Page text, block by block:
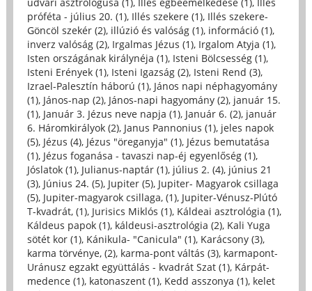
próféta - július 20. (1), Illés szekere (1), Illés szekere-
Göncöl szekér (2), illúzió és valóság (1), információ (1),
inverz valóság (2), Irgalmas Jézus (1), Irgalom Atyja (1),
Isten országának királynéja (1), Isteni Bölcsesség (1),
Isteni Erények (1), Isteni Igazság (2), Isteni Rend (3),
Izrael-Palesztín háború (1), János napi néphagyomány
(1), János-nap (2), János-napi hagyomány (2), január 15.
(1), Január 3. Jézus neve napja (1), Január 6. (2), január
6. Háromkirályok (2), Janus Pannonius (1), jeles napok
(5), Jézus (4), Jézus "öreganyja" (1), Jézus bemutatása
(1), Jézus foganása - tavaszi nap-éj egyenlőség (1),
Jóslatok (1), Julianus-naptár (1), július 2. (4), június 21
(3), Június 24. (5), Jupiter (5), Jupiter- Magyarok csillaga
(5), Jupiter-magyarok csillaga, (1), Jupiter-Vénusz-Plútó
T-kvadrát, (1), Jurisics Miklós (1), Káldeai asztrológia (1),
Káldeus papok (1), káldeusi-asztrológia (2), Kali Yuga
sötét kor (1), Kánikula- "Canicula" (1), Karácsony (3),
karma törvénye, (2), karma-pont váltás (3), karmapont-
Uránusz egzakt együttálás - kvadrát Szat (1), Kárpát-
medence (1), katonaszent (1), Kedd asszonya (1), kelet